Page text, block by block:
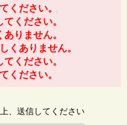
ください。
ください。
りません。
くありません。
ください。
ください。
、送信してください